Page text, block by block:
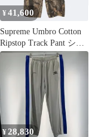
¥41,600
Supreme Umbro Cotton
Ripstop Track Pant シュ
プリーム アンブロ コッ
トン リップストップ ト
ラック パンツ
¥28,830